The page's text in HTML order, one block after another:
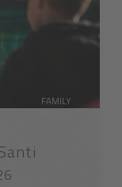
FAMILY